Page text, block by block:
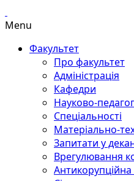
Menu
Факультет
Про факультет
Адміністрація
Кафедри
Науково-
Спеціальності
Матеріально-
Запитати у
Врегулювання